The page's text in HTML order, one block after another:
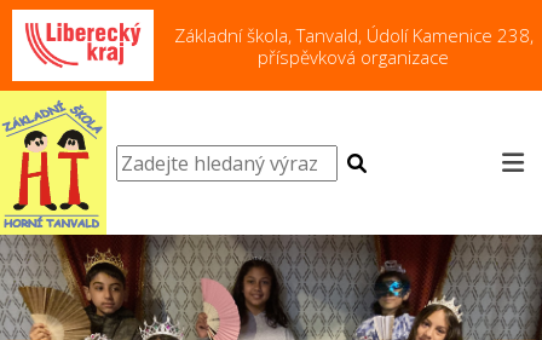
Základní škola, Tanvald, Údolí Kamenice 238,
příspěvková organizace